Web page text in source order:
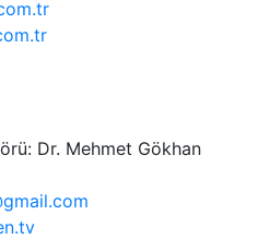
Dr. Mehmet Gökhan